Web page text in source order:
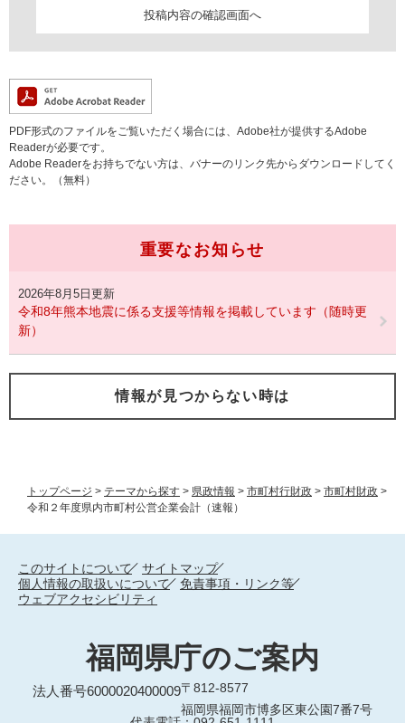
トップページ > テーマから探す > 県政情報 > 市町村行財政 > 市町村財政 >
令和２年度県内市町村公営企業会計（速報）
PDF形式のファイルをご覧いただく場合には、Adobe社が提供するAdobe
Readerが必要です。
Adobe Readerをお持ちでない方は、バナーのリンク先からダウンロードしてく
ださい。（無料）
重要なお知らせ
2026年8月5日更新
令和8年熊本地震に係る支援等情報を掲載しています（随時更
新）
情報が見つからない時は
このサイトについて
サイトマップ
個人情報の取扱いについて
免責事項・リンク等
ウェブアクセシビリティ
福岡県庁のご案内
法人番号6000020400009〒812-8577
福岡県福岡市博多区東公園7番7号